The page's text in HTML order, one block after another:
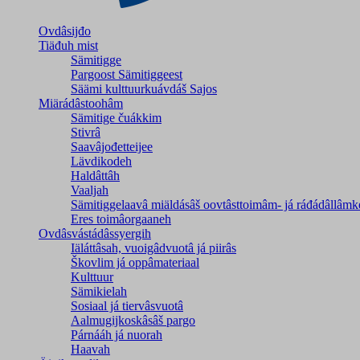
Ovdâsijđo
Tiäđuh mist
Sämitigge
Pargoost Sämitiggeest
Säämi kulttuurkuávdáš Sajos
Miärádâstoohâm
Sämitige čuákkim
Stivrâ
Saavâjođetteijee
Lävdikodeh
Haldâttâh
Vaaljah
Sämitiggelaavâ miäldásâš oovtâsttoimâm- já
Eres toimâorgaaneh
Ovdâsvástádâssyergih
Iäláttâsah, vuoigâdvuotâ já piirâs
Škovlim já oppâmateriaal
Kulttuur
Sämikielah
Sosiaal já tiervâsvuotâ
Aalmugijkoskâsâš pargo
Párnááh já nuorah
Haavah